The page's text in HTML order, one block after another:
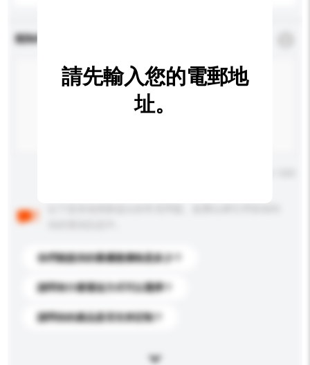
查詢內容
你們能提供的最優惠價格是多少？
請問有什麼運送方式可以選擇？
請問你的產品是否支持定制？
請先輸入您的電郵地
址。